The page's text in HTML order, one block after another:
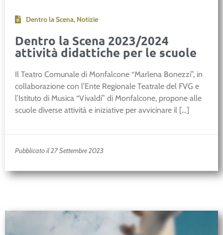
Dentro la Scena, Notizie
Dentro la Scena 2023/2024
attività didattiche per le scuole
Il Teatro Comunale di Monfalcone “Marlena Bonezzi”, in
collaborazione con l’Ente Regionale Teatrale del FVG e
l’Istituto di Musica “Vivaldi” di Monfalcone, propone alle
scuole diverse attività e iniziative per avvicinare il […]
Pubblicato il 27 Settembre 2023